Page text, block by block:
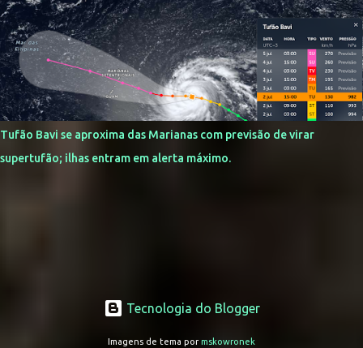
Tufão Bavi se aproxima das Marianas com previsão de virar
supertufão; ilhas entram em alerta máximo.
Tecnologia do Blogger
Imagens de tema pormskowronek